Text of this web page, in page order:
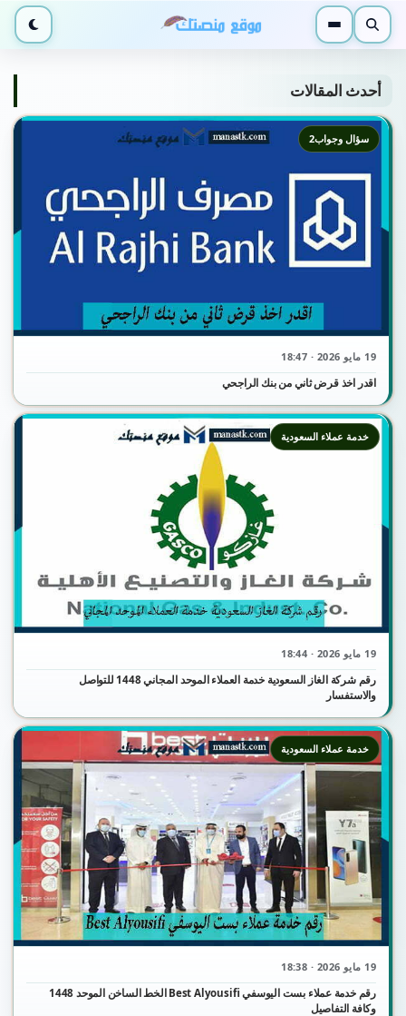
بحث القائمة الوضع
أحدث المقالات
19 مايو 2026 · 18:47
اقدر اخذ قرض ثاني من بنك الراجحي
سؤال وجواب2
19 مايو 2026 · 18:44
رقم شركة الغاز السعودية خدمة العملاء الموحد المجاني 1448 للتواصل
والاستفسار
خدمة عملاء السعودية
19 مايو 2026 · 18:38
رقم خدمة عملاء بست اليوسفي Best Alyousifi الخط الساخن الموحد 1448
وكافة التفاصيل
خدمة عملاء السعودية